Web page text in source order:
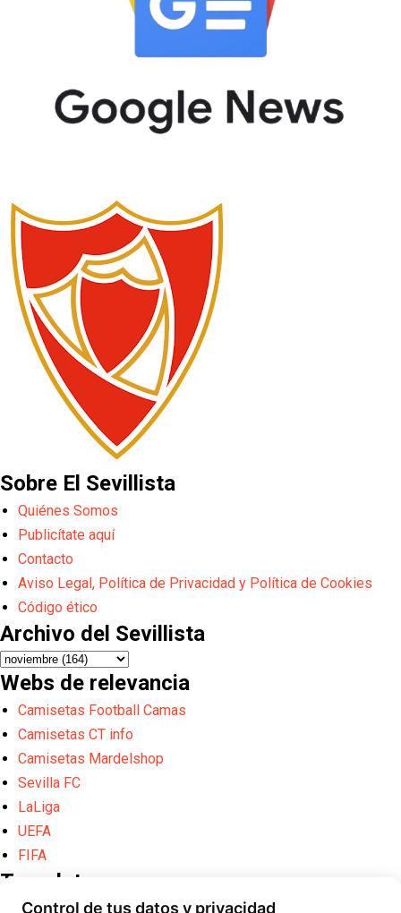
Sobre El Sevillista
Quiénes Somos
Publicítate aquí
Contacto
Aviso Legal, Política de Privacidad y Política de Cookies
Código ético
Archivo del Sevillista
Webs de relevancia
Camisetas Football Camas
Camisetas CT info
Camisetas Mardelshop
Sevilla FC
LaLiga
UEFA
FIFA
Translate
Control de tus datos y privacidad